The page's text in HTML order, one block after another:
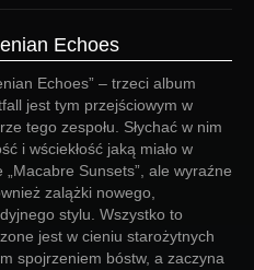
Echoes
Echoes” – trzeci album
jest tym przejściowym w
tego zespołu. Słychać w nim
i wściekłość jaką miało w
„Macabre Sunsets”, ale wyraźne
zalążki nowego,
stylu. Wszystko to
jest w cieniu starożytnych
spojrzeniem bóstw, a zaczyna